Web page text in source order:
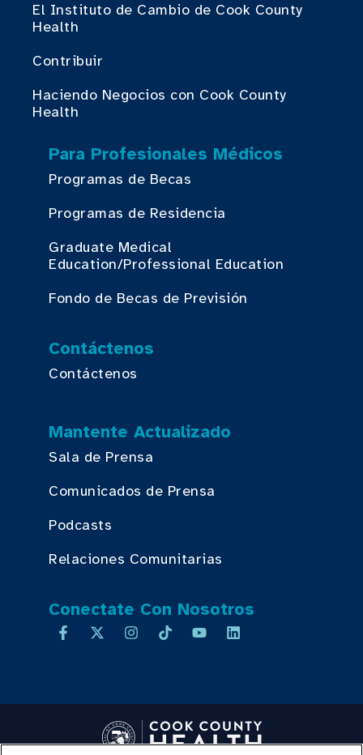
El Instituto de Cambio de Cook County
Health
Contribuir
Haciendo Negocios con Cook County
Health
Para Profesionales Médicos
Programas de Becas
Programas de Residencia
Graduate Medical
Education/Professional Education
Fondo de Becas de Previsión
Contáctenos
Contáctenos
Mantente Actualizado
Sala de Prensa
Comunicados de Prensa
Podcasts
Relaciones Comunitarias
Conectate Con Nosotros